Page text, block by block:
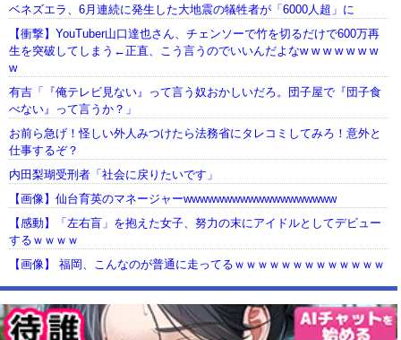
ベネズエラ、6月連続に発生した大地震の犠牲者が「6000人超」に
【衝撃】YouTuber山口達也さん、チェンソーで竹を切るだけで600万再
生を突破してしまう←正直、こう言うのでいいんだよなw w w w w w w
w
有吉「『俺テレビ見ない』って言う奴おかしいだろ。団子屋で『団子食
べない』って言うか？」
お前ら急げ！怪しい外人みつけたら法務省にタレコミしてみろ！意外と
仕事するぞ？
内田梨瑚受刑者「社会に戻りたいです」
【画像】仙台育英のマネージャーwwwwwwwwwwwwwwwwwww
【感動】「左右盲」を抱えた女子、努力の末にアイドルとしてデビュー
するｗｗｗｗ
【画像】 福岡、こんなのが普通に走ってるｗｗｗｗｗｗｗｗｗｗｗｗｗ
【動画】USJの禁止エリアに子どもたちが続々乱入 → スタッフが注意し
ても止まらない事態に